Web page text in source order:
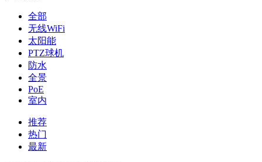
全部
无线WiFi
太阳能
PTZ球机
防水
全景
PoE
室内
推荐
热门
最新